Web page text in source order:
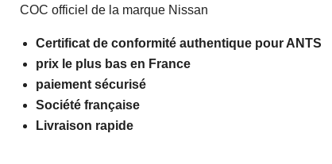
COC officiel de la marque Nissan
Certificat de conformité authentique pour ANTS
prix le plus bas en France
paiement sécurisé
Société française
Livraison rapide